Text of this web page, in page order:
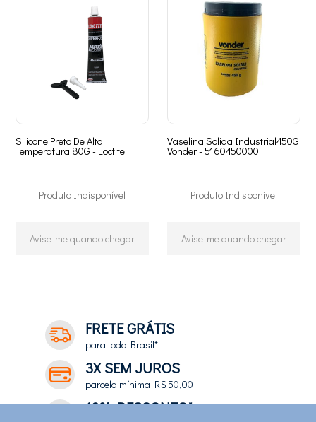
Silicone Preto De Alta
Temperatura 80G - Loctite
Produto Indisponível
Avise-me quando chegar
Vaselina Solida Industrial450G
Vonder - 5160450000
Produto Indisponível
Avise-me quando chegar
FRETE GRÁTIS
para todo Brasil*
3X SEM JUROS
parcela mínima R$ 50,00
10% DESCONTO*